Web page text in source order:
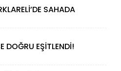
SAHADA
DOĞRU EŞİTLENDİ!